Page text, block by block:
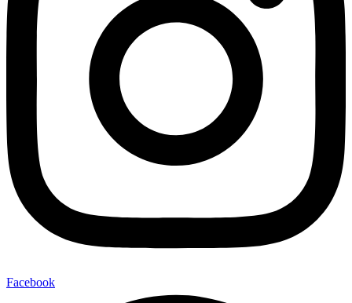
Facebook